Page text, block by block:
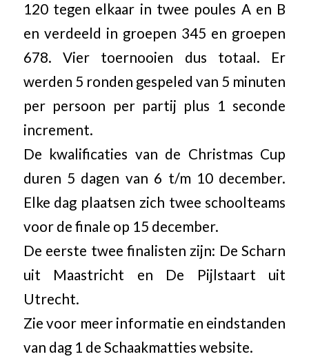
120 tegen elkaar in twee poules A en B
en verdeeld in groepen 345 en groepen
678. Vier toernooien dus totaal. Er
werden 5 ronden gespeled van 5 minuten
per persoon per partij plus 1 seconde
increment.
De kwalificaties van de Christmas Cup
duren 5 dagen van 6 t/m 10 december.
Elke dag plaatsen zich twee schoolteams
voor de finale op 15 december.
De eerste twee finalisten zijn: De Scharn
uit Maastricht en De Pijlstaart uit
Utrecht.
Zie voor meer informatie en eindstanden
van dag 1 de Schaakmatties website.